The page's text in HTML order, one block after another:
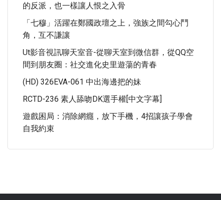
的反派，也一樣讓人恨之入骨
「七穆」活躍在鄭國政壇之上，強族之間勾心鬥
角，互不謙讓
Ut影音視訊聊天室音-從聊天室到微信群，從QQ空
間到朋友圈：社交進化史里遊蕩的青春
(HD) 326EVA-061 中出海邊把的妹
RCTD-236 素人舔吻DK選手權[中文字幕]
遊戲困局：消除網癮，放下手機，4招讓孩子學會
自我約束